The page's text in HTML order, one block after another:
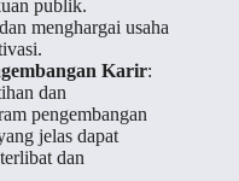
publik.
menghargai usaha
Karir:
dan
pengembangan
jelas dapat
dan